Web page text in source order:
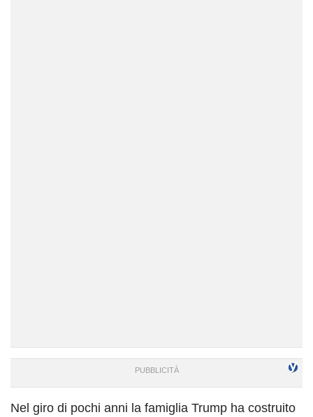
Nel giro di pochi anni la famiglia Trump ha costruito